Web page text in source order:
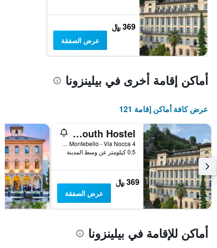
369 ﷼
عرض الصفقة
أماكن إقامة أخرى في بيلينزونا
عرض كافة أماكن إقامة 121
Bellinzona Youth Hostel
Ostello Montebello - Via Nocca 4, بيلينزونا, كانتون تيسينو, سويسرا
0.5 كيلومتر عن وسط المدينة
369 ﷼
عرض الصفقة
أماكن للإقامة في بيلينزونا